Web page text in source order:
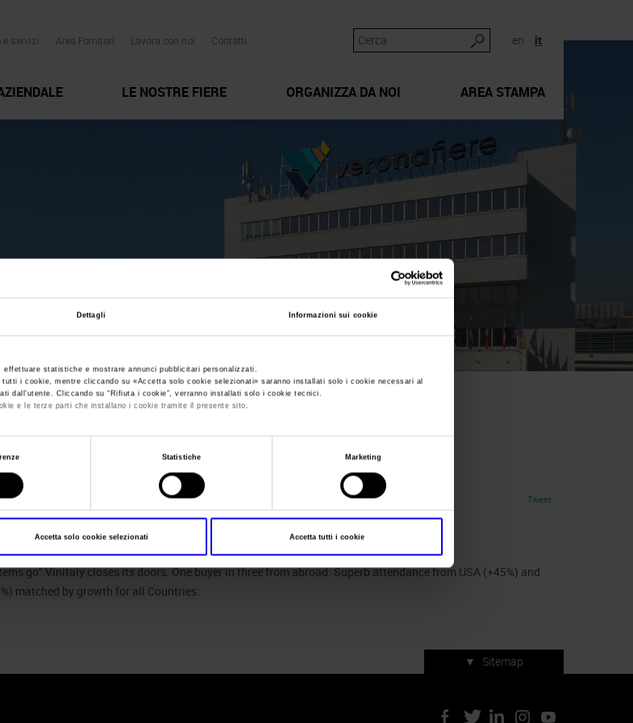
Dettagli Informazioni sui cookie
statistiche e mostrare annunci pubblicitari personalizzati.
tutti i cookie, mentre cliccando su «Accetta solo cookie selezionati» saranno installati solo i cookie necessari al
dall’utente. Cliccando su “Rifiuta i cookie”, verranno installati solo i cookie tecnici.
e le terze parti che installano i cookie tramite il presente sito.
Statistiche Marketing
Accetta solo cookie selezionati Accetta tutti i cookie
en it
e servizi Area Fornitori Lavora con noi Contatti
LE NOSTRE FIERE ORGANIZZA DA NOI AREA STAMPA
chiusura vinitaly 2023> GBcs chiusura vinitaly 2023
chiusura vinitaly 2023
Tweet
vinitaly 2023
go” Vinitaly closes its doors. One buyer in three from abroad. Superb attendance from USA (+45%) and
matched by growth for all Countries.
▼ Sitemap
Servizi di manifestazione